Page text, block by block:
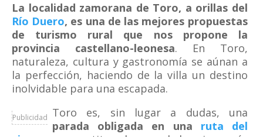
La localidad zamorana de Toro, a orillas del
Río Duero, es una de las mejores propuestas
de turismo rural que nos propone la
provincia castellano-leonesa. En Toro,
naturaleza, cultura y gastronomía se aúnan a
la perfección, haciendo de la villa un destino
inolvidable para una escapada.
Publicidad Toro es, sin lugar a dudas, una
parada obligada en una ruta del